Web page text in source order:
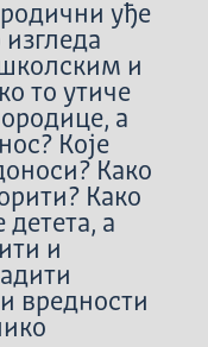
уђе
и
то утиче
а
Које
Како
Како
а
и
вредности